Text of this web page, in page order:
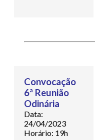
Convocação
6ª Reunião
Odinária
Data:
24/04/2023
Horário: 19h